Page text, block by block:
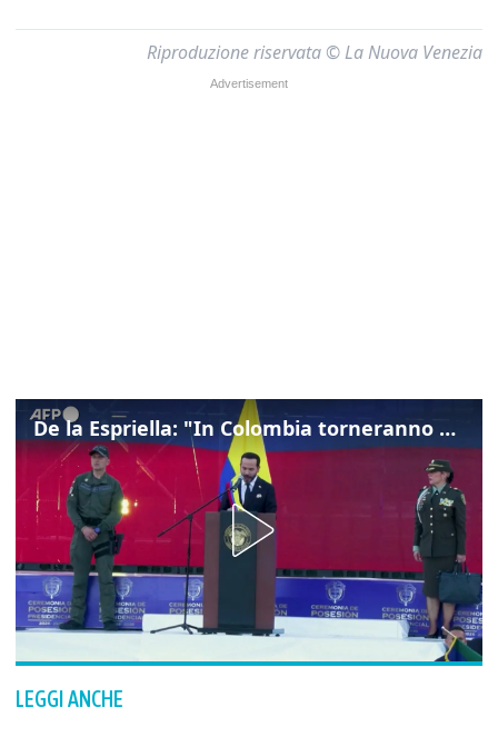
Riproduzione riservata © La Nuova Venezia
De la Espriella: "In Colombia torneranno ordine, autorità e libertà"
LEGGI ANCHE